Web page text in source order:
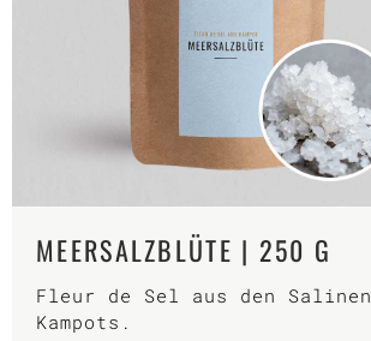
MEERSALZBLÜTE | 250 G
Fleur de Sel aus den Salinen
Kampots.